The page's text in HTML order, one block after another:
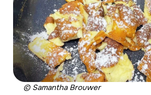
© Samantha Brouwer